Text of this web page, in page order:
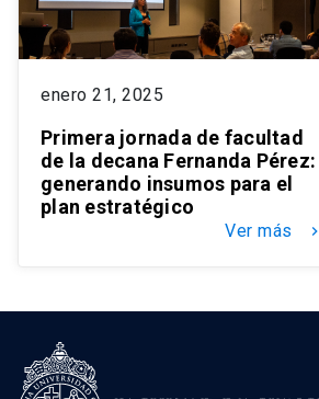
enero 21, 2025
Primera jornada de facultad
de la decana Fernanda Pérez:
generando insumos para el
plan estratégico
Ver más keyboard_arrow_right